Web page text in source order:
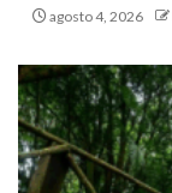
agosto 4, 2026